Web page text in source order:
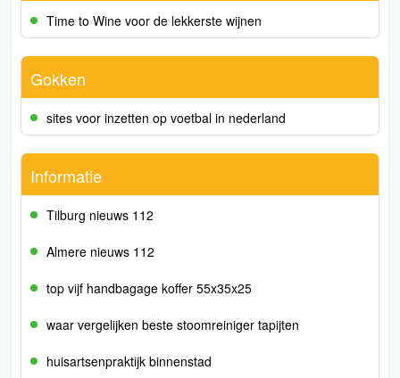
Time to Wine voor de lekkerste wijnen
Gokken
sites voor inzetten op voetbal in nederland
Informatie
Tilburg nieuws 112
Almere nieuws 112
top vijf handbagage koffer 55x35x25
waar vergelijken beste stoomreiniger tapijten
huisartsenpraktijk binnenstad